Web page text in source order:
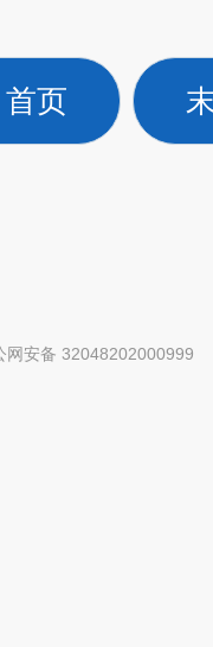
首页
网安备 32048202000999